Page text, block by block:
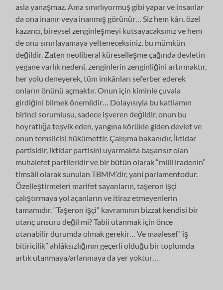
asla yanaşmaz. Ama sınırlıyormuş gibi yapar ve insanlar
da ona inanır veya inanmış görünür… Siz hem kârı, özel
kazancı, bireysel zenginleşmeyi kutsayacaksınız ve hem
de onu sınırlayamaya yelteneceksiniz, bu mümkün
değildir. Zaten neoliberal küreselleşme çağında devletin
yegane varlık nedeni, zenginlerin zenginliğini artırmaktır,
her yolu deneyerek, tüm imkânları seferber ederek
onların önünü açmaktır. Onun için kiminle çuvala
girdiğini bilmek önemlidir… Dolayısıyla bu katliamın
birinci sorumlusu, sadece işveren değildir, onun bu
hoyratlığa teşvik eden, yangına körükle giden devlet ve
onun temsilcisi hükümettir. Çalışma bakanıdır, İktidar
partisidir, iktidar partisini uyarmakta başarısız olan
muhalefet partileridir ve bir bütün olarak “milli iradenin”
timsâli olarak sunulan TBMM’dir, yani parlamentodur.
Özelleştirmeleri marifet sayanların, taşeron işçi
çalıştırmaya yol açanların ve itiraz etmeyenlerin
tamamıdır. “Taşeron işçi” kavramının bizzat kendisi bir
utanç unsuru değil mi? Tabii utanmak için önce
utanabilir durumda olmak gerekir… Ve maalesef “iş
bitiricilik” ahlâksızlığının geçerli olduğu bir toplumda
artık utanmaya/arlanmaya da yer yoktur…